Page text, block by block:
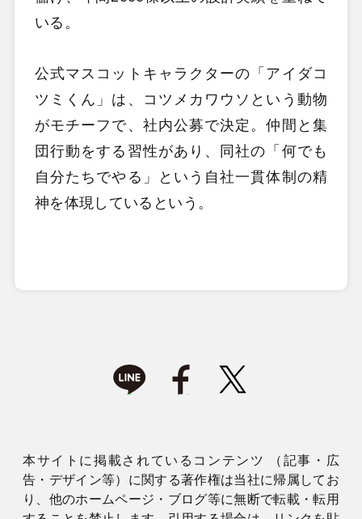
いる。
公式マスコットキャラクターの「アイダコ
ツミくん」は、コツメカワウソという動物
がモチーフで、社内公募で決定。仲間と集
団行動をする習性があり、同社の「何でも
自分たちでやる」という自社一貫体制の精
神を体現しているという。
本サイトに掲載されているコンテンツ （記事・広
告・デザイン等）に関する著作権は当社に帰属してお
り、他のホームページ・ブログ等に無断で転載・転用